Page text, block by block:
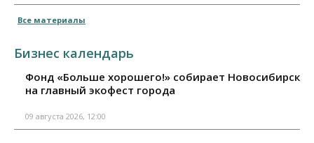
Все материалы
Бизнес календарь
Фонд «Больше хорошего!» собирает Новосибирск
на главный экофест города
09 августа 2026, 12:00